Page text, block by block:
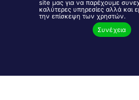
ΣΠΑΝΙΑ ΜΕΤΑΛΛΑ
ΕΥΚΑΙΡΙΑΣ
site μας για να παρέχουμε
καλύτερες υπηρεσίες αλλά και
την επίσκεψη των χρηστών.
Συνέχεια